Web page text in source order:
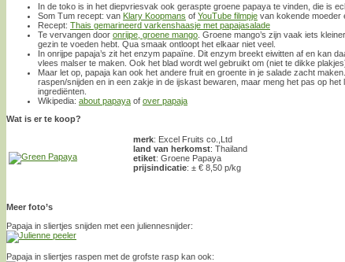
In de toko is in het diepvriesvak ook geraspte groene papaya te vinden, die is
Som Tum recept: van Klary Koopmans of YouTube filmpje van kokende moeder
Recept: Thais gemarineerd varkenshaasje met papajasalade
Te vervangen door onrijpe, groene mango . Groene mango’s zijn vaak iets
gezin te voeden hebt. Qua smaak ontloopt het elkaar niet veel.
In onrijpe papaja’s zit het enzym papaïne. Dit enzym breekt eiwitten af en kan
vlees malser te maken. Ook het blad wordt wel gebruikt om (niet te dikke
Maar let op, papaja kan ook het andere fruit en groente in je salade zacht
raspen/snijden en in een zakje in de ijskast bewaren, maar meng het pas op het
ingrediënten.
Wikipedia: about papaya of over papaja
Wat is er te koop?
merk: Excel Fruits co.,Ltd
land van herkomst: Thailand
etiket: Groene Papaya
prijsindicatie: ± € 8,50 p/kg
Meer foto’s
Papaja in sliertjes snijden met een juliennesnijder:
Papaja in sliertjes raspen met de grofste rasp kan ook: